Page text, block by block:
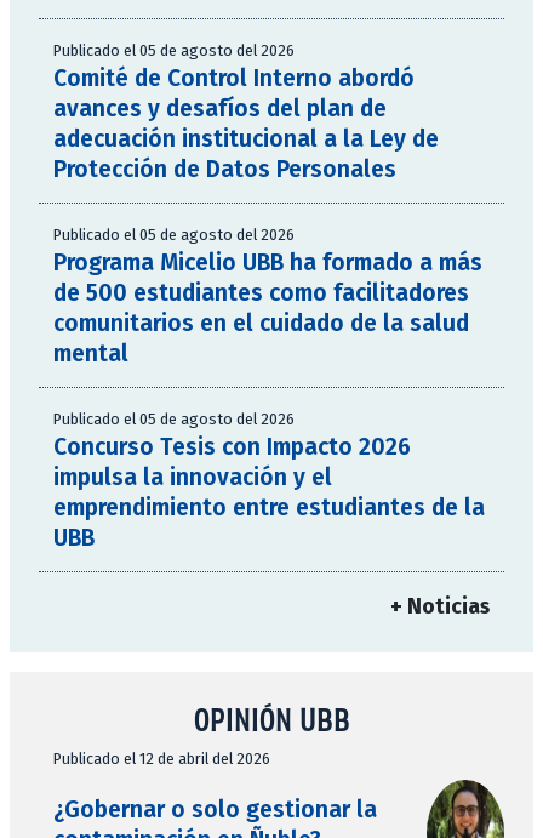
Publicado el 05 de agosto del 2026
Comité de Control Interno abordó
avances y desafíos del plan de
adecuación institucional a la Ley de
Protección de Datos Personales
Publicado el 05 de agosto del 2026
Programa Micelio UBB ha formado a más
de 500 estudiantes como facilitadores
comunitarios en el cuidado de la salud
mental
Publicado el 05 de agosto del 2026
Concurso Tesis con Impacto 2026
impulsa la innovación y el
emprendimiento entre estudiantes de la
UBB
+ Noticias
OPINIÓN UBB
Publicado el 12 de abril del 2026
¿Gobernar o solo gestionar la